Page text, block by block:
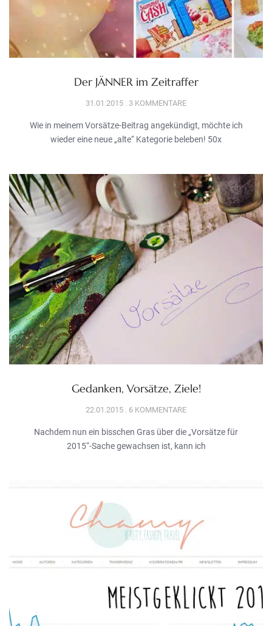
Der JÄNNER im Zeitraffer
31.01.2015 3 KOMMENTARE
Wie in meinem Vorsätze-Beitrag angekündigt, möchte ich
wieder eine neue „alte“ Kategorie beleben! 50x
Gedanken, Vorsätze, Ziele!
22.01.2015 6 KOMMENTARE
Nachdem nun ein bisschen Gras über die „Vorsätze für
2015“-Sache gewachsen ist, kann ich